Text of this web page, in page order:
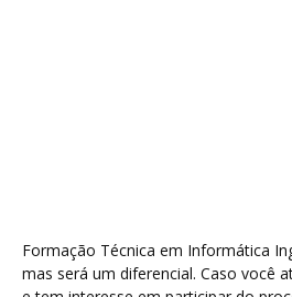
Formação Técnica em Informática
mas será um diferencial. Caso você